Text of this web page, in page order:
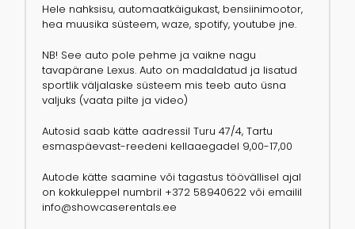
Hele nahksisu, automaatkäigukast, bensiinimootor,
hea muusika süsteem, waze, spotify, youtube jne.
NB! See auto pole pehme ja vaikne nagu
tavapärane Lexus. Auto on madaldatud ja lisatud
sportlik väljalaske süsteem mis teeb auto üsna
valjuks (vaata pilte ja video)
Autosid saab kätte aadressil Turu 47/4, Tartu
esmaspäevast-reedeni kellaaegadel 9,00-17,00
Autode kätte saamine või tagastus töövällisel ajal
on kokkuleppel numbril +372 58940622 või emailil
info@showcaserentals.ee